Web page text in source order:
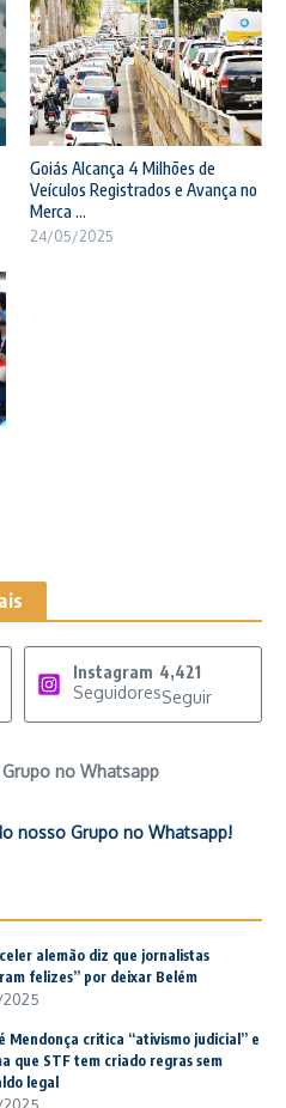
Goiás Alcança 4 Milhões de
Veículos Registrados e Avança no
Merca ...
24/05/2025
Instagram 4,421
SeguidoresSeguir
no Whatsapp
nosso Grupo no Whatsapp!
alemão diz que jornalistas
felizes” por deixar Belém
2025
Mendonça critica “ativismo judicial” e
que STF tem criado regras sem
legal